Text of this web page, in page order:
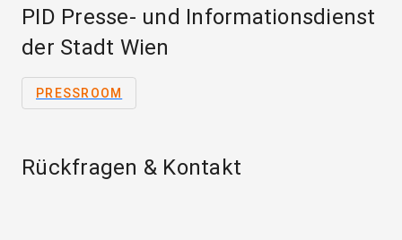
PID Presse- und Informationsdienst
der Stadt Wien
PRESSROOM
Rückfragen & Kontakt